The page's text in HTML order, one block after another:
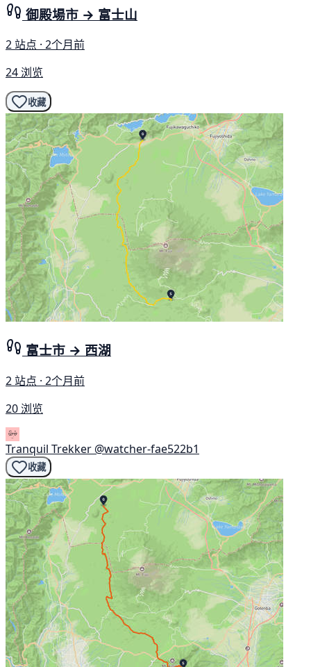
御殿場市 → 富士山
2 站点 · 2个月前
24 浏览
收藏
富士市 → 西湖
2 站点 · 2个月前
20 浏览
Tranquil Trekker @watcher-fae522b1
收藏